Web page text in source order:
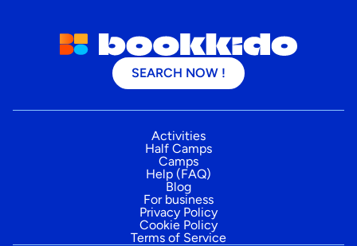
SEARCH NOW !
Activities
Half Camps
Camps
Help (FAQ)
Blog
For business
Privacy Policy
Cookie Policy
Terms of Service